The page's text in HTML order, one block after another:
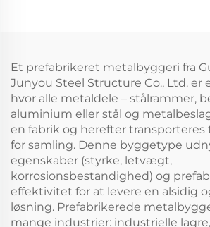
Et prefabrikeret metalbyggeri fra
Junyou Steel Structure Co., Ltd. er
hvor alle metaldele – stålrammer,
aluminium eller stål og
en fabrik og herefter transporteres
for samling. Denne byggetype
egenskaber (styrke, letvægt,
korrosionsbestandighed) og
effektivitet for at levere en alsidig
løsning. Prefabrikerede
mange industrier: industrielle